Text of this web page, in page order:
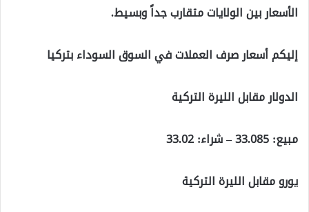
الأسعار بين الولايات متقارب جداً وبسيط.
إليكم أسعار صرف العملات في السوق السوداء بتركيا
الدولار مقابل الليرة التركية
مبيع: 33.085 – شراء: 33.02
يورو مقابل الليرة التركية